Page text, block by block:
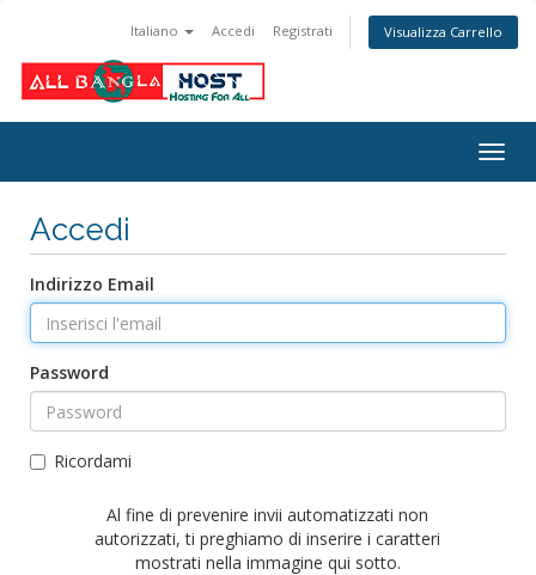
Italiano Accedi Registrati Visualizza Carrello
Accedi
Indirizzo Email
Password
Ricordami
Al fine di prevenire invii automatizzati non
autorizzati, ti preghiamo di inserire i caratteri
mostrati nella immagine qui sotto.